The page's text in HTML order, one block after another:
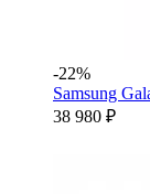
-22%
Samsung
38 980 ₽